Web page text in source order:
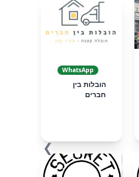
WhatsApp
הובלות בין
חברים
❯